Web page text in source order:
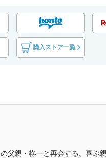
購入ストア一覧
父親・柊一と再会する。喜ぶ